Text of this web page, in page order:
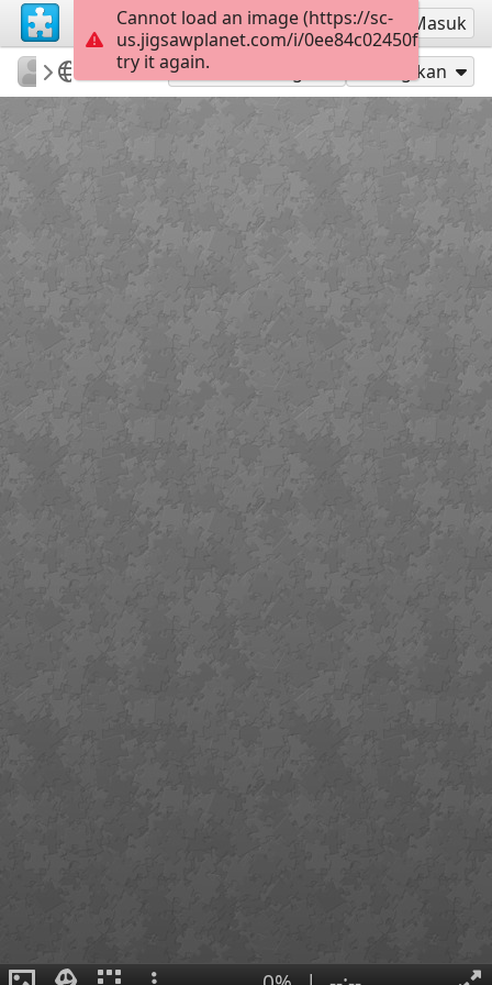
Mendaftar Masuk
sodb2018
книга
літо 35
Mainkan sebagai Bagikan
Cannot load an image (https://sc-
us.jigsawplanet.com/i/
try it again.